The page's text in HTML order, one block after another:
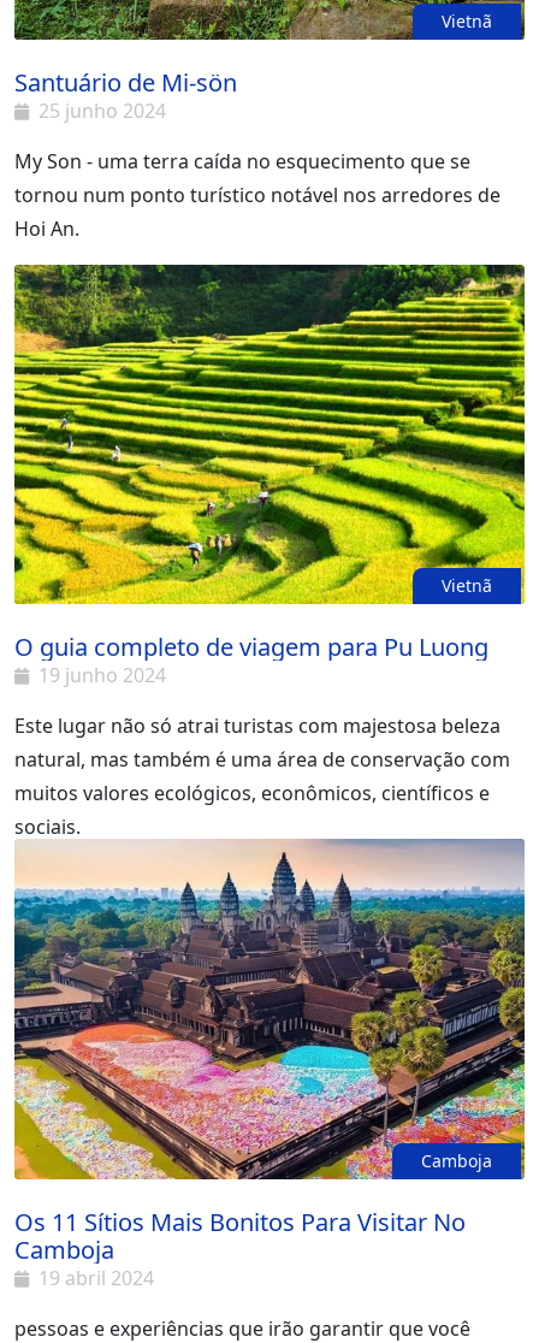
Vietnã
Santuário de Mi-sön
25 junho 2024
My Son - uma terra caída no esquecimento que se
tornou num ponto turístico notável nos arredores de
Hoi An.
Vietnã
O guia completo de viagem para Pu Luong
19 junho 2024
Este lugar não só atrai turistas com majestosa beleza
natural, mas também é uma área de conservação com
muitos valores ecológicos, econômicos, científicos e
sociais.
Camboja
Os 11 Sítios Mais Bonitos Para Visitar No
Camboja
19 abril 2024
pessoas e experiências que irão garantir que você